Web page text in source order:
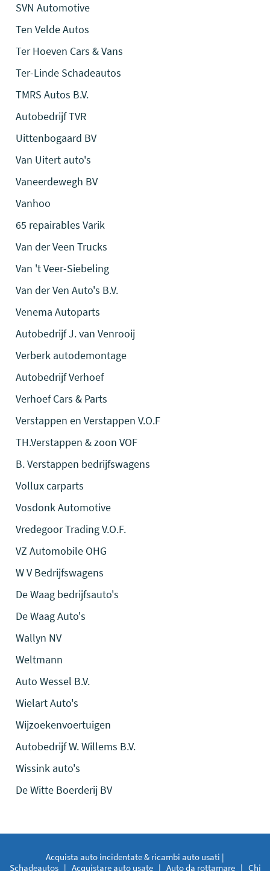
SVN Automotive
Ten Velde Autos
Ter Hoeven Cars & Vans
Ter-Linde Schadeautos
TMRS Autos B.V.
Autobedrijf TVR
Uittenbogaard BV
Van Uitert auto's
Vaneerdewegh BV
Vanhoo
65 repairables Varik
Van der Veen Trucks
Van 't Veer-Siebeling
Van der Ven Auto's B.V.
Venema Autoparts
Autobedrijf J. van Venrooij
Verberk autodemontage
Autobedrijf Verhoef
Verhoef Cars & Parts
Verstappen en Verstappen V.O.F
TH.Verstappen & zoon VOF
B. Verstappen bedrijfswagens
Vollux carparts
Vosdonk Automotive
Vredegoor Trading V.O.F.
VZ Automobile OHG
W V Bedrijfswagens
De Waag bedrijfsauto's
De Waag Auto's
Wallyn NV
Weltmann
Auto Wessel B.V.
Wielart Auto's
Wijzoekenvoertuigen
Autobedrijf W. Willems B.V.
Wissink auto's
De Witte Boerderij BV
Acquista auto incidentate & ricambi auto usati |
Schadeautos| Acquistare auto usate| Auto da rottamare| Chi